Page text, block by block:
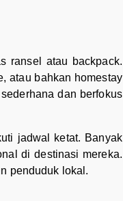
ransel atau backpack.
atau bahkan homestay
dan berfokus
jadwal ketat. Banyak
di destinasi mereka.
penduduk lokal.